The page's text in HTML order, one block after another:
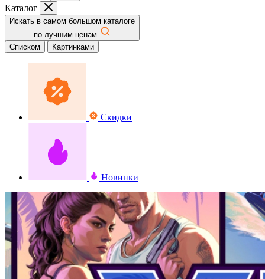
Каталог
Искать в самом большом каталоге
по лучшим ценам
Списком
Картинками
Скидки
Новинки